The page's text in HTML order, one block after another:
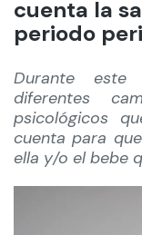
cuenta la
periodo
Durante este
diferentes
psicológicos
cuenta para
ella y/o el bebe